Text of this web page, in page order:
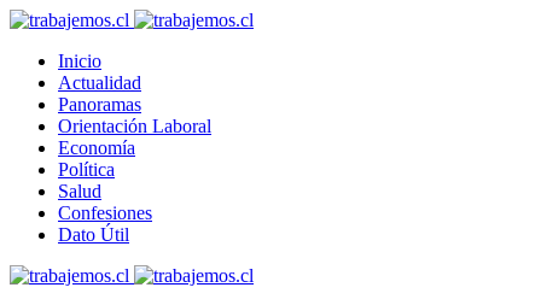
Inicio
Actualidad
Panoramas
Orientación Laboral
Economía
Política
Salud
Confesiones
Dato Útil